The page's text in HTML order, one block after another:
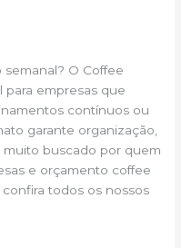
O Coffee
para empresas que
contínuos ou
garante organização,
buscado por quem
e orçamento coffee
todos os nossos